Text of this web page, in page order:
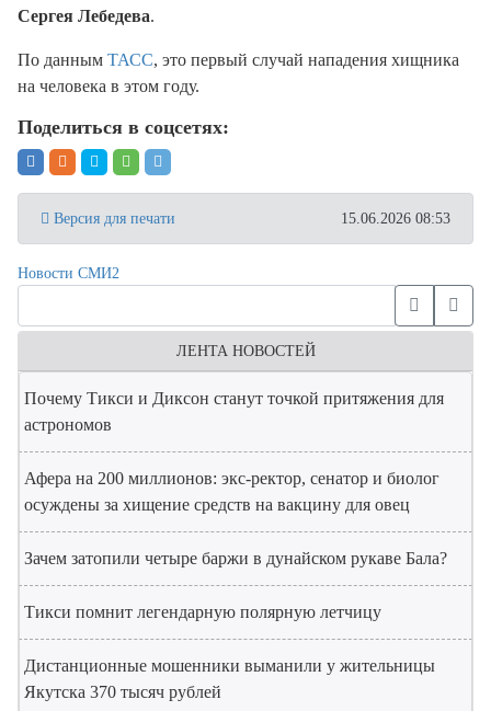
Сергея Лебедева.
По данным ТАСС, это первый случай нападения хищника
на человека в этом году.
Поделиться в соцсетях:
Версия для печати 15.06.2026 08:53
Новости СМИ2
ЛЕНТА НОВОСТЕЙ
Почему Тикси и Диксон станут точкой притяжения для
астрономов
Афера на 200 миллионов: экс-ректор, сенатор и биолог
осуждены за хищение средств на вакцину для овец
Зачем затопили четыре баржи в дунайском рукаве Бала?
Тикси помнит легендарную полярную летчицу
Дистанционные мошенники выманили у жительницы
Якутска 370 тысяч рублей